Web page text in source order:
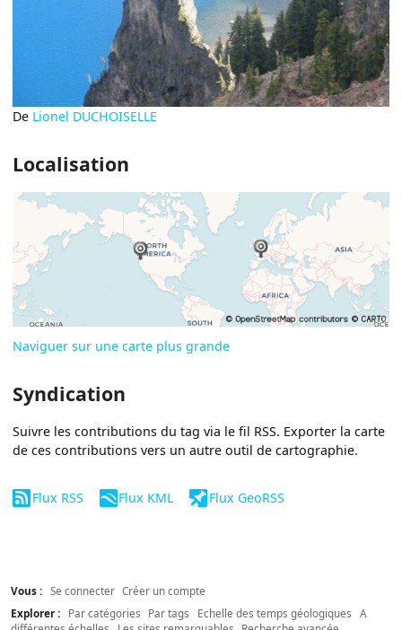
De Lionel DUCHOISELLE
Localisation
Naviguer sur une carte plus grande
Syndication
Suivre les contributions du tag via le fil RSS. Exporter la carte
de ces contributions vers un autre outil de cartographie.
Flux RSS Flux KML Flux GeoRSS
Vous : Se connecter Créer un compte
Explorer :
Par catégories Par tags Echelle des temps géologiques
A